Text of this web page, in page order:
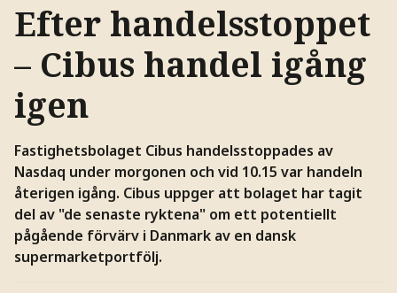
Efter handelsstoppet
– Cibus handel igång
igen
Fastighetsbolaget Cibus handelsstoppades av
Nasdaq under morgonen och vid 10.15 var handeln
återigen igång. Cibus uppger att bolaget har tagit
del av "de senaste ryktena" om ett potentiellt
pågående förvärv i Danmark av en dansk
supermarketportfölj.